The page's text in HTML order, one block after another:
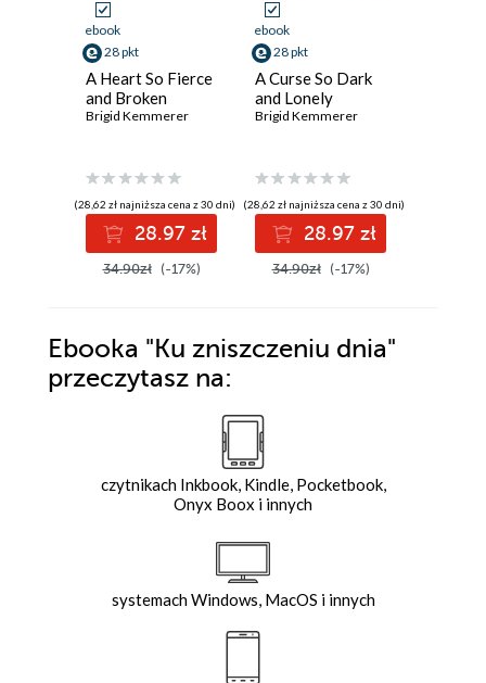
ebook
28 pkt
A Heart So Fierce
and Broken
Brigid Kemmerer
(28,62 zł najniższa cena z 30 dni)
28.97 zł
34.90zł (-17%)
ebook
28 pkt
A Curse So Dark
and Lonely
Brigid Kemmerer
(28,62 zł najniższa cena z 30 dni)
28.97 zł
34.90zł (-17%)
Ebooka "Ku zniszczeniu dnia"
przeczytasz na:
czytnikach Inkbook, Kindle, Pocketbook,
Onyx Boox i innych
systemach Windows, MacOS i innych